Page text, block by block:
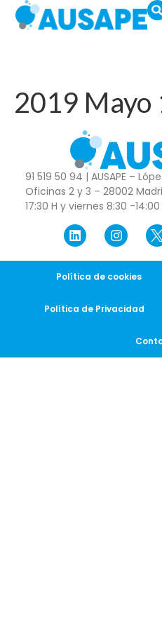
2019 Mayo
91 519 50 94 | AUSAPE –
Oficinas 2 y 3 – 28002
17:30 H y viernes 8:30 -14:00
Política de cookies
Política de Privacidad